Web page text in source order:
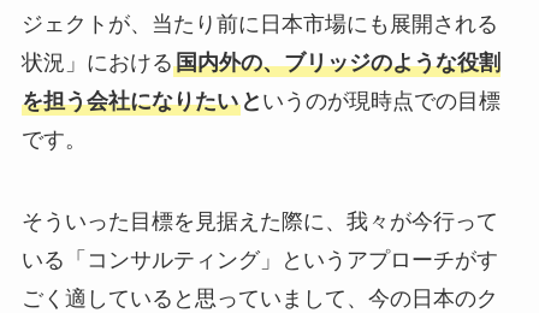
ジェクトが、当たり前に日本市場にも展開される
状況」における国内外の、ブリッジのような役割
を担う会社になりたいと いうのが現時点での目標
です。
そういった目標を見据えた際に、我々が今行って
いる「コンサルティング」というアプローチがす
ごく適していると思っていまして、今の日本のク